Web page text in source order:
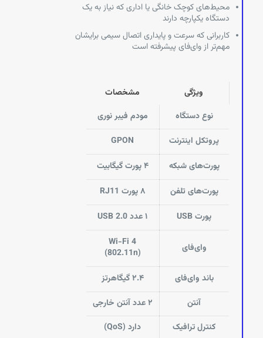
محیط‌های کوچک خانگی یا اداری که نیاز به یک
دستگاه یکپارچه دارند
کاربرانی که سرعت و پایداری اتصال سیمی برایشان
مهم‌تر از وای‌فای پیشرفته است
ویژگی
مشخصات
نوع دستگاه
مودم فیبر نوری
پروتکل اینترنت
GPON
پورت‌های شبکه
۴ پورت گیگابیت
پورت‌های تلفن
۸ پورت RJ11
پورت USB
۱ عدد USB 2.0
وای‌فای
Wi-Fi 4
(802.11n)
باند وای‌فای
۲.۴ گیگاهرتز
آنتن
۲ عدد آنتن خارجی
کنترل ترافیک
دارد (QoS)